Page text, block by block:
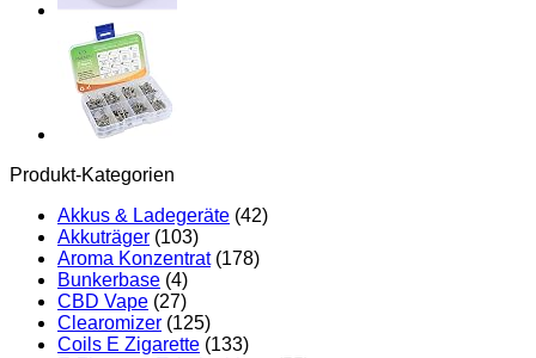
Produkt-Kategorien
Akkus & Ladegeräte (42)
Akkuträger (103)
Aroma Konzentrat (178)
Bunkerbase (4)
CBD Vape (27)
Clearomizer (125)
Coils E Zigarette (133)